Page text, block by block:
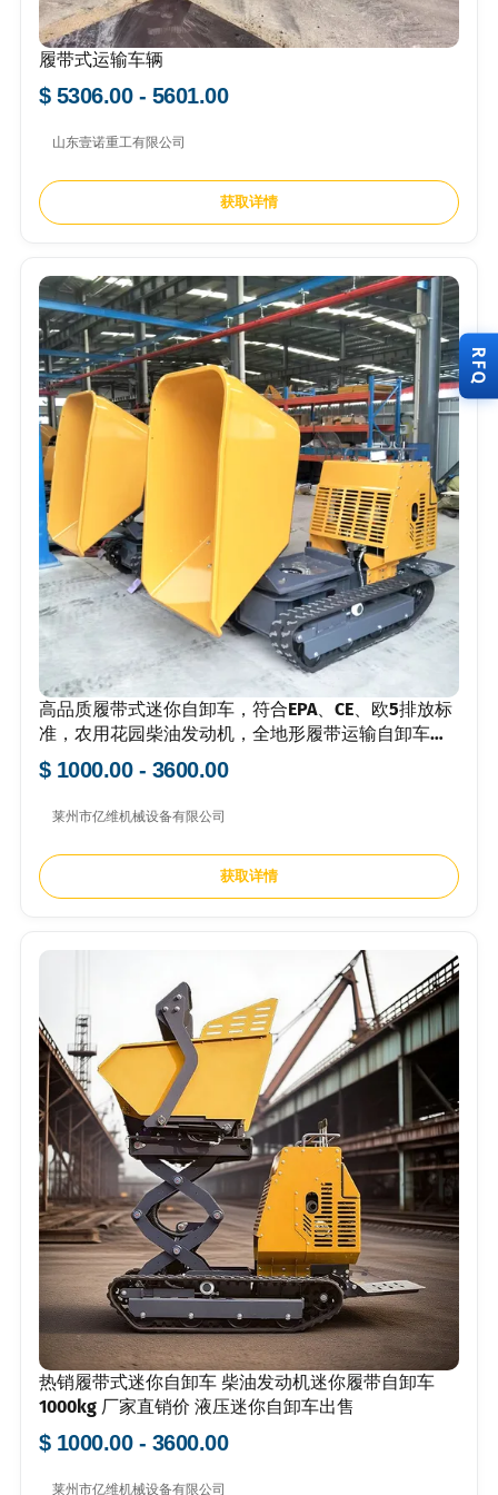
履带式运输车辆
$ 5306.00 - 5601.00
山东壹诺重工有限公司
获取详情
高品质履带式迷你自卸车，符合EPA、CE、欧5排放标
准，农用花园柴油发动机，全地形履带运输自卸车，
1200公斤迷你自卸车
$ 1000.00 - 3600.00
莱州市亿维机械设备有限公司
获取详情
热销履带式迷你自卸车 柴油发动机迷你履带自卸车
1000kg 厂家直销价 液压迷你自卸车出售
$ 1000.00 - 3600.00
莱州市亿维机械设备有限公司
RFQ